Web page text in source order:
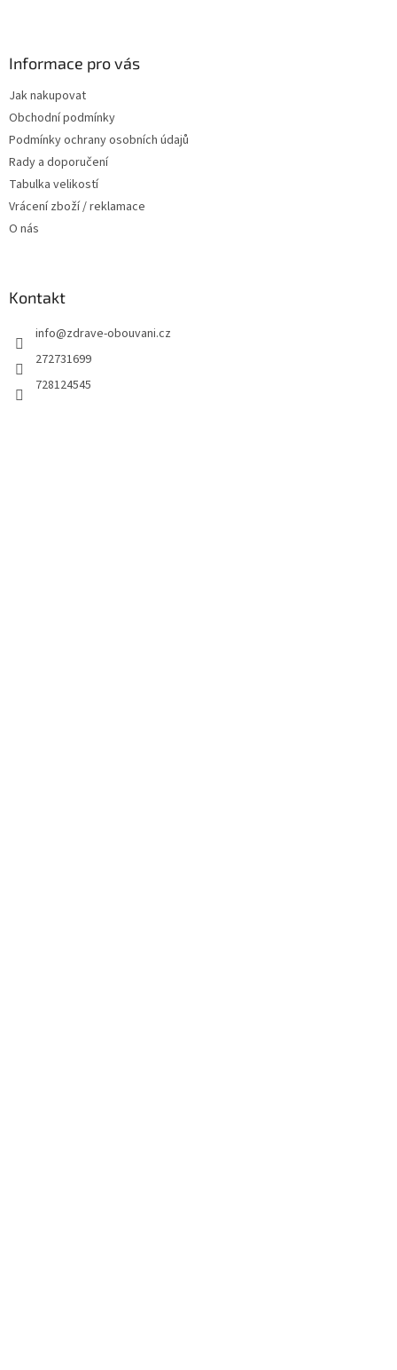
Informace pro vás
Jak nakupovat
Obchodní podmínky
Podmínky ochrany osobních údajů
Rady a doporučení
Tabulka velikostí
Vrácení zboží / reklamace
O nás
Kontakt
info@zdrave-obouvani.cz
272731699
728124545